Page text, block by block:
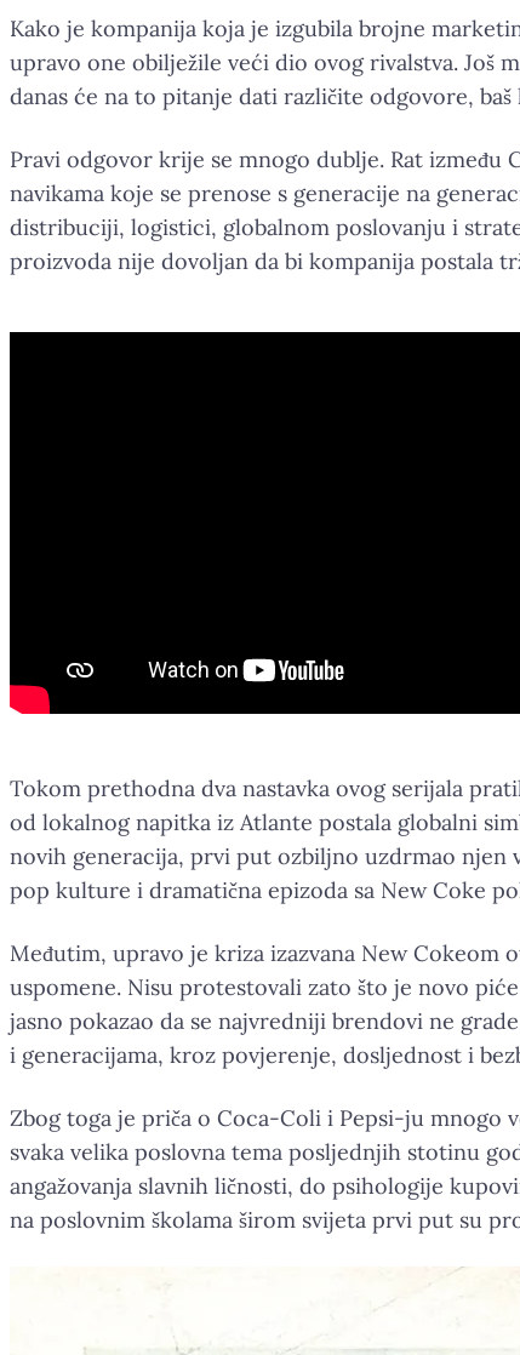
Kako je kompanija koja je izgubila brojne
upravo one obilježile veći dio ovog rivalstva. Još
danas će na to pitanje dati različite odgovore,
Pravi odgovor krije se mnogo dublje. Rat između
navikama koje se prenose s generacije na
distribuciji, logistici, globalnom poslovanju i
proizvoda nije dovoljan da bi kompanija postala
Tokom prethodna dva nastavka ovog serijala
od lokalnog napitka iz Atlante postala globalni
novih generacija, prvi put ozbiljno uzdrmao njen
pop kulture i dramatična epizoda sa New Coke
Međutim, upravo je kriza izazvana New
uspomene. Nisu protestovali zato što je novo
jasno pokazao da se najvredniji brendovi ne
i generacijama, kroz povjerenje, dosljednost i
Zbog toga je priča o Coca-Coli i Pepsi-ju mnogo
svaka velika poslovna tema posljednjih stotinu
angažovanja slavnih ličnosti, do psihologije
na poslovnim školama širom svijeta prvi put su